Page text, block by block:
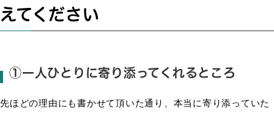
えてください
①一人ひとりに寄り添ってくれるところ
先ほどの理由にも書かせて頂いた通り、本当に寄り添っていた